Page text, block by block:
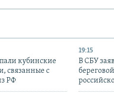
кубинские
связанные с
РФ
19:15
В СБУ